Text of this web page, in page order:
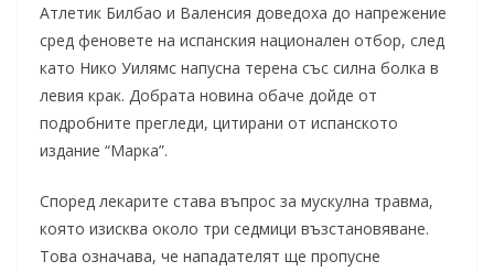
Атлетик Билбао и Валенсия доведоха до напрежение
сред феновете на испанския национален отбор, след
като Нико Уилямс напусна терена със силна болка в
левия крак. Добрата новина обаче дойде от
подробните прегледи, цитирани от испанското
издание “Марка”.
Според лекарите става въпрос за мускулна травма,
която изисква около три седмици възстановяване.
Това означава, че нападателят ще пропусне